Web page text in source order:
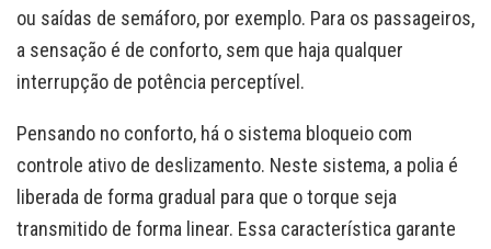
ou saídas de semáforo, por exemplo. Para os passageiros,
a sensação é de conforto, sem que haja qualquer
interrupção de potência perceptível.
Pensando no conforto, há o sistema bloqueio com
controle ativo de deslizamento. Neste sistema, a polia é
liberada de forma gradual para que o torque seja
transmitido de forma linear. Essa característica garante